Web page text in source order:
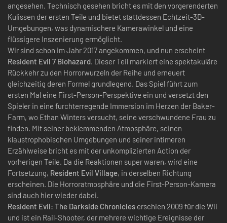
angesehen. Technisch gesehen bricht es mit den vorgerenderten
Kulissen der ersten Teile und bietet stattdessen Echtzeit-3D-
Umgebungen, was dynamischere Kamerawinkel und eine
flüssigere Inszenierung ermöglicht.
Wir sind schon im Jahr 2017 angekommen, und nun erscheint
Resident Evil 7 Biohazard. Dieser Teil markiert eine spektakuläre
Rückkehr zu den Horrorwurzeln der Reihe und erneuert
gleichzeitig deren Formel grundlegend. Das Spiel führt zum
ersten Mal eine First-Person-Perspektive ein und versetzt den
Spieler in eine furchterregende Immersion im Herzen der Baker-
Farm, wo Ethan Winters versucht, seine verschwundene Frau zu
finden. Mit seiner beklemmenden Atmosphäre, seinen
klaustrophobischen Umgebungen und seiner intimeren
Erzählweise bricht es mit der unkomplizierten Action der
vorherigen Teile. Da die Reaktionen super waren, wird eine
Fortsetzung, Resident Evil Village, in derselben Richtung
erscheinen. Die Horroratmosphäre und die First-Person-Kamera
sind auch hier wieder dabei.
Resident Evil: The Darkside Chronicles erschien 2009 für die Wii
und ist ein Rail-Shooter, der mehrere wichtige Ereignisse der